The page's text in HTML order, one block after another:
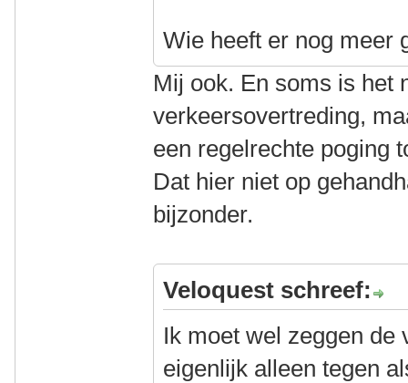
Wie heeft er nog meer
Mij ook. En soms is het
verkeersovertreding,
een regelrechte poging
Dat hier niet op
bijzonder.
Veloquest schreef:
Ik moet wel zeggen de
eigenlijk alleen tegen